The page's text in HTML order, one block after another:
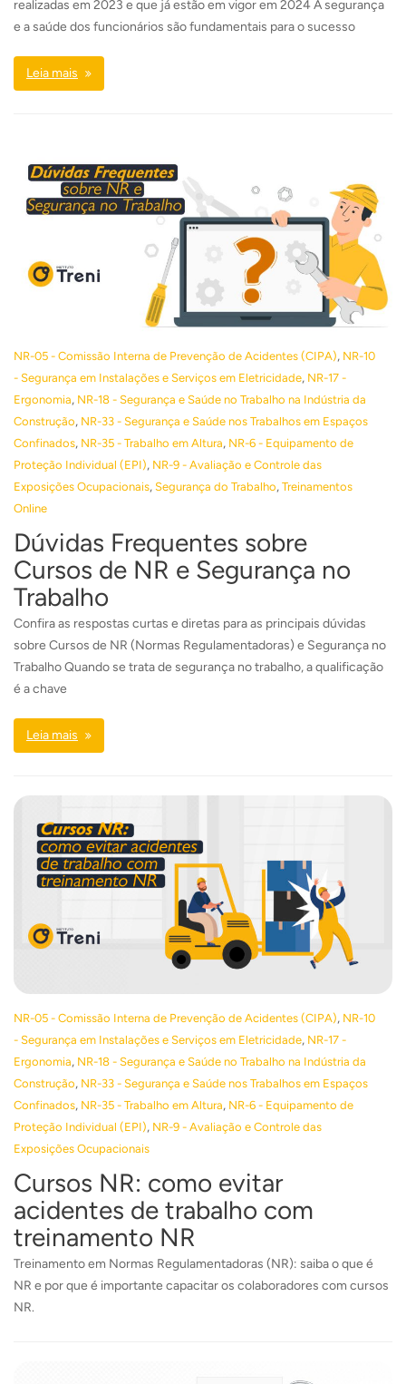
realizadas em 2023 e que já estão em vigor em 2024 A segurança
e a saúde dos funcionários são fundamentais para o sucesso
Leia mais
NR-05 - Comissão Interna de Prevenção de Acidentes (CIPA), NR-10
- Segurança em Instalações e Serviços em Eletricidade, NR-17 -
Ergonomia, NR-18 - Segurança e Saúde no Trabalho na Indústria da
Construção, NR-33 - Segurança e Saúde nos Trabalhos em Espaços
Confinados, NR-35 - Trabalho em Altura, NR-6 - Equipamento de
Proteção Individual (EPI), NR-9 - Avaliação e Controle das
Exposições Ocupacionais, Segurança do Trabalho, Treinamentos
Online
Dúvidas Frequentes sobre
Cursos de NR e Segurança no
Trabalho
Confira as respostas curtas e diretas para as principais dúvidas
sobre Cursos de NR (Normas Regulamentadoras) e Segurança no
Trabalho Quando se trata de segurança no trabalho, a qualificação
é a chave
Leia mais
NR-05 - Comissão Interna de Prevenção de Acidentes (CIPA), NR-10
- Segurança em Instalações e Serviços em Eletricidade, NR-17 -
Ergonomia, NR-18 - Segurança e Saúde no Trabalho na Indústria da
Construção, NR-33 - Segurança e Saúde nos Trabalhos em Espaços
Confinados, NR-35 - Trabalho em Altura, NR-6 - Equipamento de
Proteção Individual (EPI), NR-9 - Avaliação e Controle das
Exposições Ocupacionais
Cursos NR: como evitar
acidentes de trabalho com
treinamento NR
Treinamento em Normas Regulamentadoras (NR): saiba o que é
NR e por que é importante capacitar os colaboradores com cursos
NR.